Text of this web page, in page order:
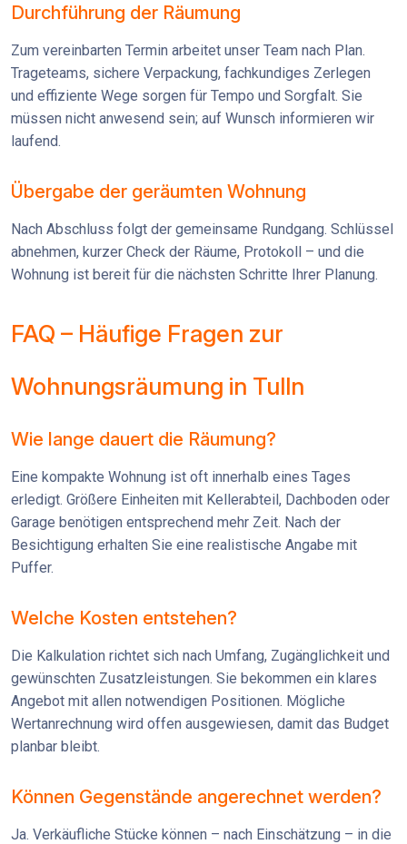
Durchführung der Räumung
Zum vereinbarten Termin arbeitet unser Team nach Plan.
Trageteams, sichere Verpackung, fachkundiges Zerlegen
und effiziente Wege sorgen für Tempo und Sorgfalt. Sie
müssen nicht anwesend sein; auf Wunsch informieren wir
laufend.
Übergabe der geräumten Wohnung
Nach Abschluss folgt der gemeinsame Rundgang. Schlüssel
abnehmen, kurzer Check der Räume, Protokoll – und die
Wohnung ist bereit für die nächsten Schritte Ihrer Planung.
FAQ – Häufige Fragen zur
Wohnungsräumung in Tulln
Wie lange dauert die Räumung?
Eine kompakte Wohnung ist oft innerhalb eines Tages
erledigt. Größere Einheiten mit Kellerabteil, Dachboden oder
Garage benötigen entsprechend mehr Zeit. Nach der
Besichtigung erhalten Sie eine realistische Angabe mit
Puffer.
Welche Kosten entstehen?
Die Kalkulation richtet sich nach Umfang, Zugänglichkeit und
gewünschten Zusatzleistungen. Sie bekommen ein klares
Angebot mit allen notwendigen Positionen. Mögliche
Wertanrechnung wird offen ausgewiesen, damit das Budget
planbar bleibt.
Können Gegenstände angerechnet werden?
Ja. Verkäufliche Stücke können – nach Einschätzung – in die